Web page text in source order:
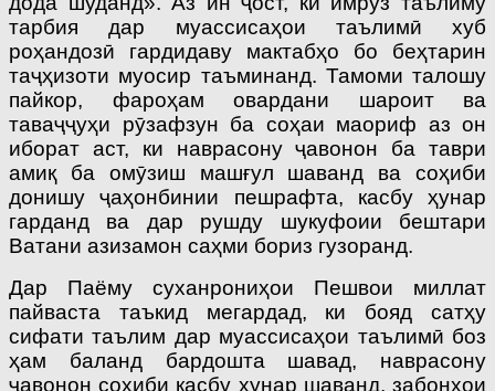
тарбия дар муассисаҳои таълимӣ хуб
роҳандозӣ гардидаву мактабҳо бо беҳтарин
таҷҳизоти муосир таъминанд. Тамоми талошу
пайкор, фароҳам овардани шароит ва
таваҷҷуҳи рӯзафзун ба соҳаи маориф аз он
иборат аст, ки наврасону ҷавонон ба таври
амиқ ба омӯзиш машғул шаванд ва соҳиби
донишу ҷаҳонбинии пешрафта, касбу ҳунар
гарданд ва дар рушду шукуфоии бештари
Ватани азизамон саҳми бориз гузоранд.
Дар Паёму суханрониҳои Пешвои миллат
пайваста таъкид мегардад, ки бояд сатҳу
сифати таълим дар муассисаҳои таълимӣ боз
ҳам баланд бардошта шавад, наврасону
ҷавонон соҳиби касбу ҳунар шаванд, забонҳои